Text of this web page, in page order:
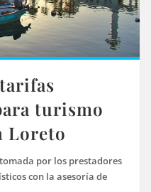
turismo
Loreto
por los prestadores
con la asesoría de